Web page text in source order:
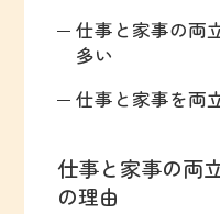
仕事と家事の両
多い
仕事と家事を両
仕事と家事の両
の理由